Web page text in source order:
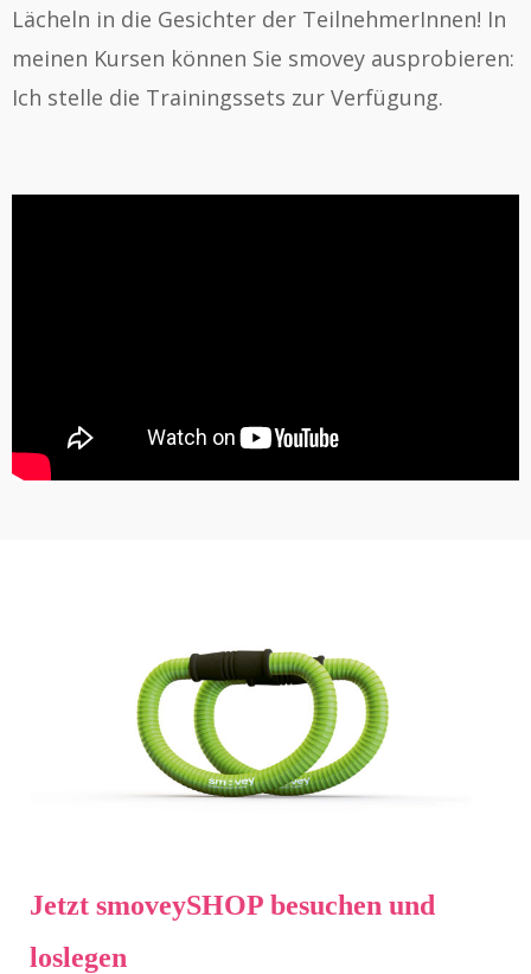
Lächeln in die Gesichter der TeilnehmerInnen! In
meinen Kursen können Sie smovey ausprobieren:
Ich stelle die Trainingssets zur Verfügung.
Jetzt smoveySHOP besuchen und
loslegen